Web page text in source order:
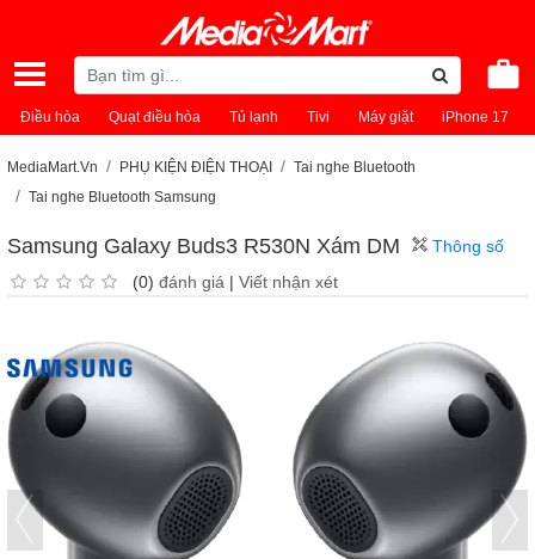
Điều hòa Quạt điều hòa Tủ lạnh Tivi Máy giặt iPhone 17
MediaMart.Vn PHỤ KIỆN ĐIỆN THOẠI
Tai nghe Bluetooth
Tai nghe Bluetooth Samsung
Samsung Galaxy Buds3 R530N Xám DM
(0) đánh giá | Viết nhận xét
Thông số